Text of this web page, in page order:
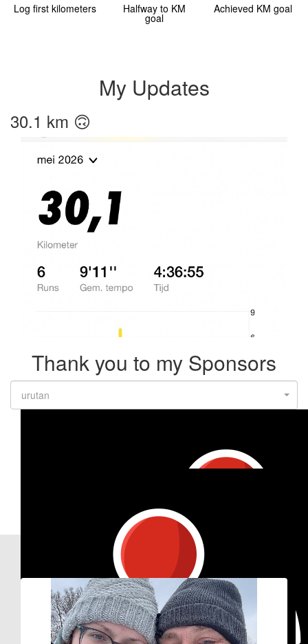
Log first kilometers Halfway to KM
goal
Achieved KM goal
My Updates
30.1 km 🙃
Thank you to my Sponsors
urutan
Our Team Members